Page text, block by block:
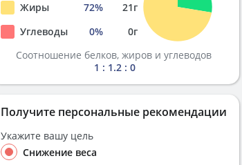
Жиры
72% 21г
Углеводы
0% 0г
Соотношение белков, жиров и углеводов
1 : 1.2 : 0
Получите персональные рекомендации
Укажите вашу цель
Снижение веса